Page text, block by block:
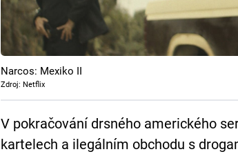
Narcos: Mexiko II
Zdroj: Netflix
V pokračování drsného amerického
kartelech a ilegálním obchodu s